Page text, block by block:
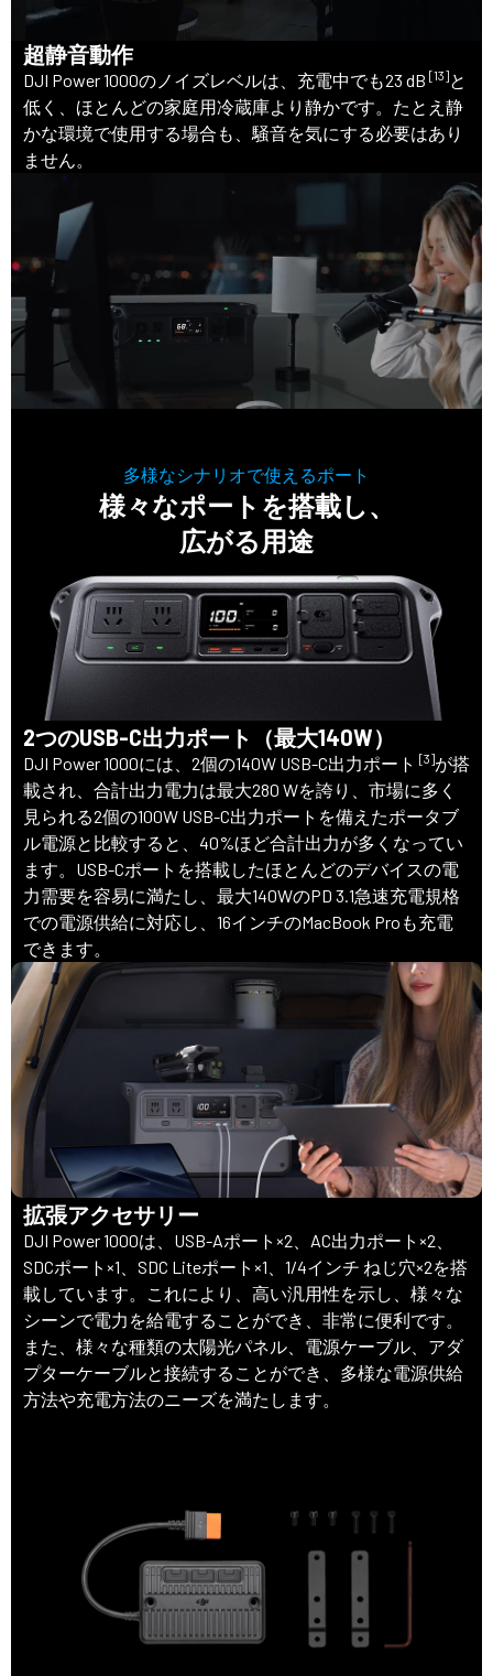
超静音動作
DJI Power 1000のノイズレベルは、充電中でも23 dB [13]と
低く、ほとんどの家庭用冷蔵庫より静かです。たとえ静
かな環境で使用する場合も、騒音を気にする必要はあり
ません。
多様なシナリオで使えるポート
様々なポートを搭載し、
広がる用途
2つのUSB-C出力ポート（最大140W）
DJI Power 1000には、2個の140W USB-C出力ポート [3]が搭
載され、合計出力電力は最大280 Wを誇り、市場に多く
見られる2個の100W USB-C出力ポートを備えたポータブ
ル電源と比較すると、40%ほど合計出力が多くなってい
ます。USB-Cポートを搭載したほとんどのデバイスの電
力需要を容易に満たし、最大140WのPD 3.1急速充電規格
での電源供給に対応し、16インチのMacBook Proも充電
できます。
拡張アクセサリー
DJI Power 1000は、USB-Aポート×2、AC出力ポート×2、
SDCポート×1、SDC Liteポート×1、1/4インチ ねじ穴×2を搭
載しています。これにより、高い汎用性を示し、様々な
シーンで電力を給電することができ、非常に便利です。
また、様々な種類の太陽光パネル、電源ケーブル、アダ
プターケーブルと接続することができ、多様な電源供給
方法や充電方法のニーズを満たします。